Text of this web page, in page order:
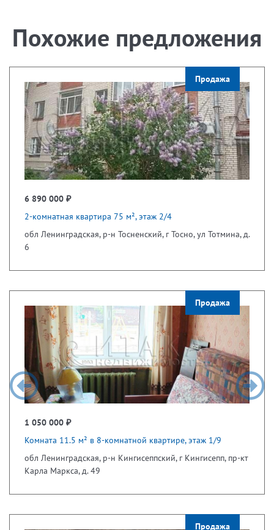
Похожие предложения
Продажа
6 890 000 ₽
2-комнатная квартира 75 м², этаж 2/4
обл Ленинградская, р-н Тосненский, г Тосно, ул Тотмина, д.
6
Продажа
1 050 000 ₽
Комната 11.5 м² в 8-комнатной квартире, этаж 1/9
обл Ленинградская, р-н Кингисеппский, г Кингисепп, пр-кт
Карла Маркса, д. 49
Продажа